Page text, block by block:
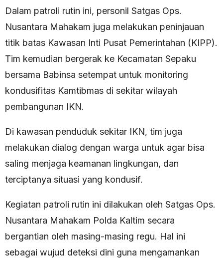
Dalam patroli rutin ini, personil Satgas Ops.
Nusantara Mahakam juga melakukan peninjauan
titik batas Kawasan Inti Pusat Pemerintahan (KIPP).
Tim kemudian bergerak ke Kecamatan Sepaku
bersama Babinsa setempat untuk monitoring
kondusifitas Kamtibmas di sekitar wilayah
pembangunan IKN.
Di kawasan penduduk sekitar IKN, tim juga
melakukan dialog dengan warga untuk agar bisa
saling menjaga keamanan lingkungan, dan
terciptanya situasi yang kondusif.
Kegiatan patroli rutin ini dilakukan oleh Satgas Ops.
Nusantara Mahakam Polda Kaltim secara
bergantian oleh masing-masing regu. Hal ini
sebagai wujud deteksi dini guna mengamankan